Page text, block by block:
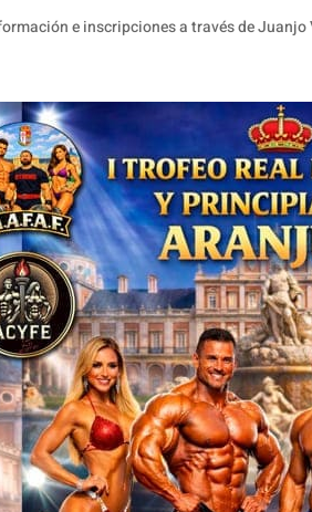
e inscripciones a través de